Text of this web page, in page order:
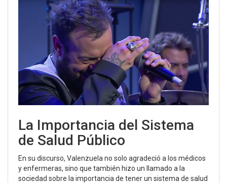
La Importancia del Sistema
de Salud Público
En su discurso, Valenzuela no solo agradeció a los médicos
y enfermeras, sino que también hizo un llamado a la
sociedad sobre la importancia de tener un sistema de salud